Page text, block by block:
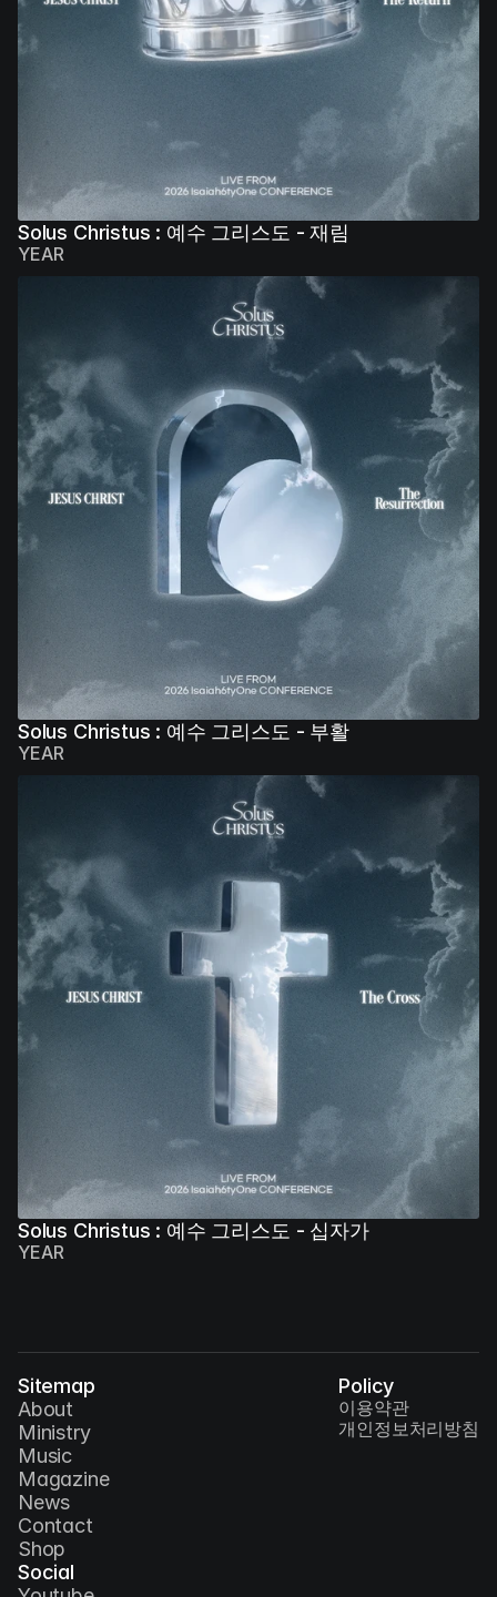
Solus Christus : 예수 그리스도 - 재림
YEAR
Solus Christus : 예수 그리스도 - 부활
YEAR
Solus Christus : 예수 그리스도 - 십자가
YEAR
Sitemap
About
Ministry
Music
Magazine
News
Contact
Shop
Policy
이용약관
개인정보처리방침
Social